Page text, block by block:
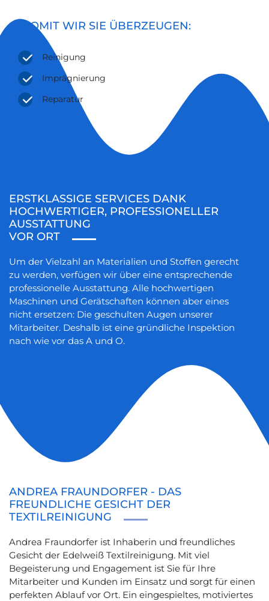
WOMIT WIR SIE ÜBERZEUGEN:
Reinigung
Imprägnierung
Reparatur
ERSTKLASSIGE SERVICES DANK
HOCHWERTIGER, PROFESSIONELLER
AUSSTATTUNG
VOR ORT
Um der Vielzahl an Materialien und Stoffen gerecht
zu werden, verfügen wir über eine entsprechende
professionelle Ausstattung. Alle hochwertigen
Maschinen und Gerätschaften können aber eines
nicht ersetzen: Die geschulten Augen unserer
Mitarbeiter. Deshalb ist eine gründliche Inspektion
nach wie vor das A und O.
ANDREA FRAUNDORFER - DAS
FREUNDLICHE GESICHT DER
TEXTILREINIGUNG
Andrea Fraundorfer ist Inhaberin und freundliches
Gesicht der Edelweiß Textilreinigung. Mit viel
Begeisterung und Engagement ist Sie für Ihre
Mitarbeiter und Kunden im Einsatz und sorgt für einen
perfekten Ablauf vor Ort. Ein eingespieltes, motiviertes